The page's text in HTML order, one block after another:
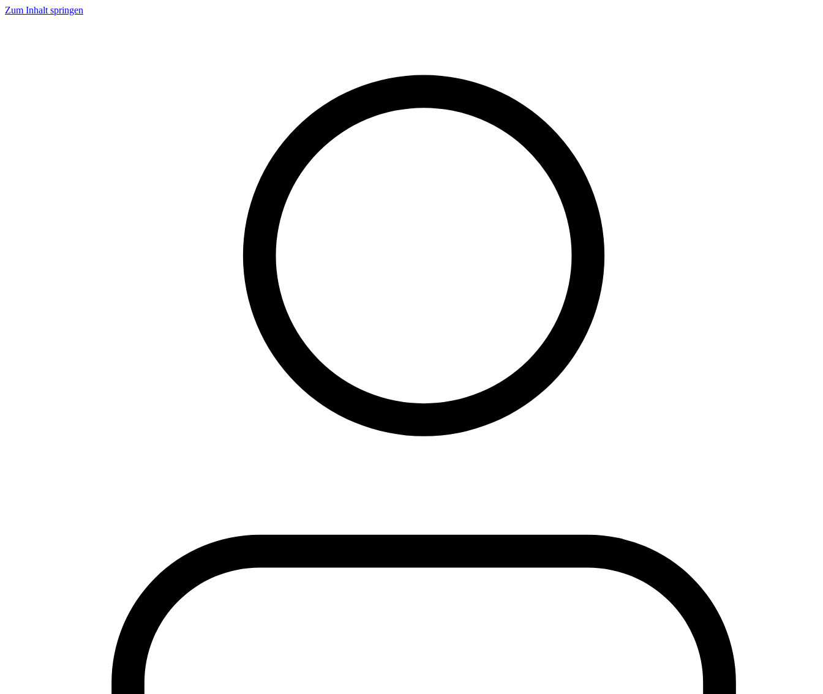
Zum Inhalt springen